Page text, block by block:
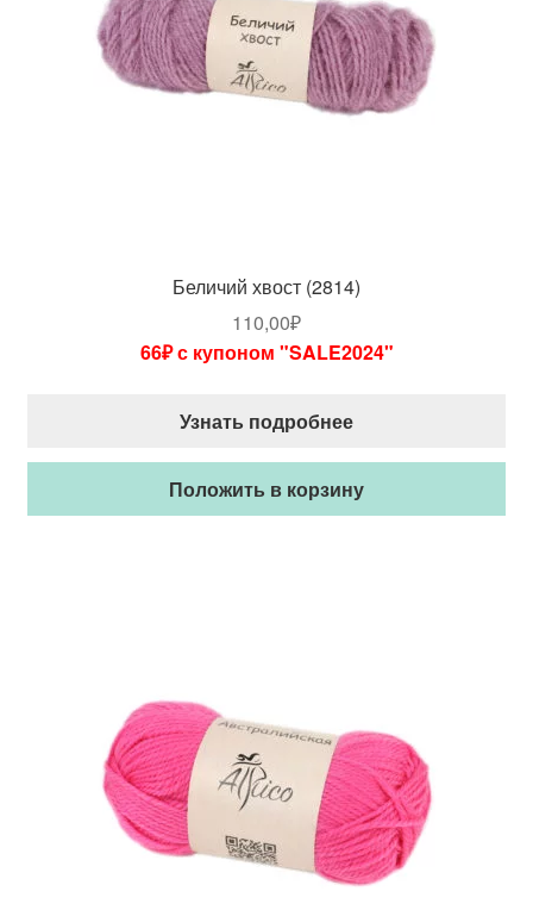
Беличий хвост (2814)
110,00₽
66₽ с купоном "SALE2024"
Узнать подробнее
Положить в корзину